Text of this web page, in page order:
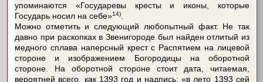
упоминаются «Государевы кресты и иконы, которые
Государь носил на себе»14)
Можно отметить и следующий любопытный факт. Не так
давно при раскопках в Звенигороде был найден отлитый из
медного сплава наперсный крест с Распятием на лицевой
стороне и изображением Богородицы на оборотной
стороне. На оборотной стороне стоит дата, читаемая,
вероятней всего, как 1393 год и надпись: «в лето 1393 сей